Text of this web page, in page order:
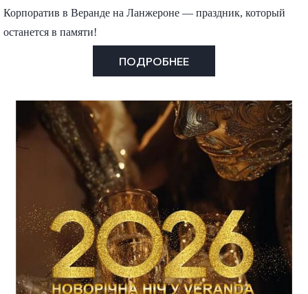
Корпоратив в Веранде на Ланжероне — праздник, который
останется в памяти!
ПОДРОБНЕЕ